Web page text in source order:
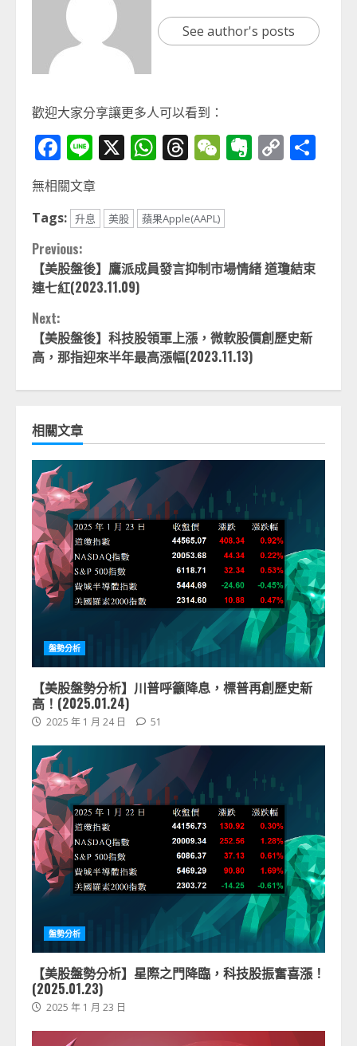
See author's posts
歡迎大家分享讓更多人可以看到：
Facebook
Line
X WhatsApp
Threads
WeChat
Evernote
Copy
無相關文章
Tags: 升息 美股 蘋果Apple(AAPL)
Continue
Reading
Previous:
【美股盤後】鷹派成員發言抑制市場情緒 道瓊結束
連七紅(2023.11.09)
Next:
【美股盤後】科技股領軍上漲，微軟股價創歷史新
高，那指迎來半年最高漲幅(2023.11.13)
相關文章
盤勢分析
【美股盤勢分析】川普呼籲降息，標普再創歷史新
高！(2025.01.24)
2025 年 1 月 24 日 51
盤勢分析
【美股盤勢分析】星際之門降臨，科技股振奮喜漲！
(2025.01.23)
2025 年 1 月 23 日